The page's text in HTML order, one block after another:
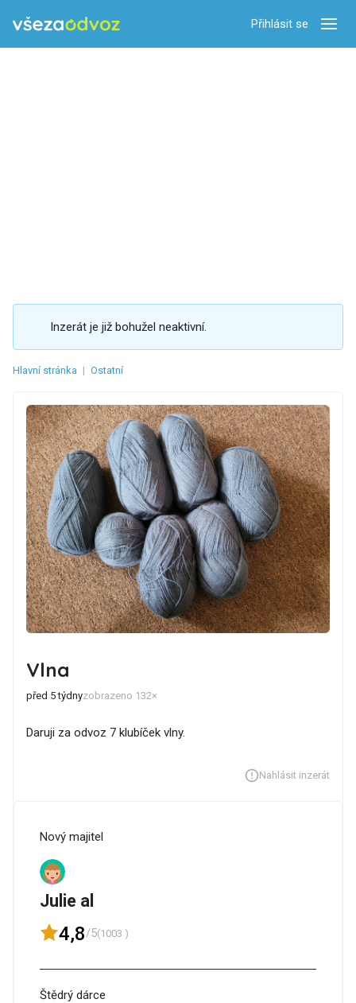
Přihlásit se
Inzerát je již bohužel neaktivní.
Hlavní stránka | Ostatní
Vlna
před 5 týdnyzobrazeno 132×
Daruji za odvoz 7 klubíček vlny.
Nahlásit inzerát
Nový majitel
Julie al
4,8/5(1003 )
Štědrý dárce